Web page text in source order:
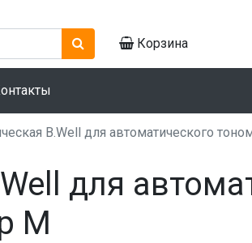
Корзина
B.Well для автоматического
для
M